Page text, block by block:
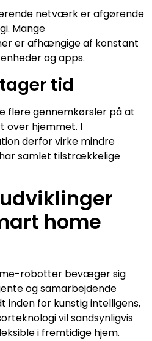
netværk er afgørende
Mange
er afhængige af konstant
og apps.
tid
flere gennemkørsler på at
hjemmet. I
derfor virke mindre
samlet tilstrækkelige
home
robotter bevæger sig
og samarbejdende
inden for kunstig intelligens,
vil sandsynligvis
i fremtidige hjem.